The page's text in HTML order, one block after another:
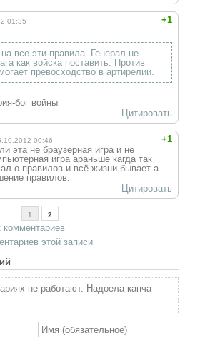
+1
01:35
все эти правила. Генерал не
как войска поставить. Против
превосходство в артирелии.
бог войны
Цитировать
+1
00:46
эта не браузерная игра и не
игра араньше кагда так
о правилов и всё жизни бывает а
правилов.
Цитировать
1 2
комментариев
этой записи
не работают. Надоела капча -
Имя (обязательное)